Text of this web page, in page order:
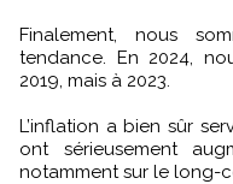
Finalement, nous
tendance. En 2024,
2019, mais à 2023.
L’inflation a bien sûr
ont sérieusement
notamment sur le long-